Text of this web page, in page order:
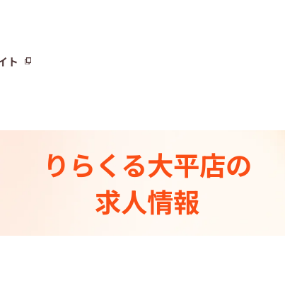
ト
ト
リー⼀覧りらくる大平店の
求人情報